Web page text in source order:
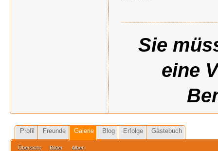
Sie
eine
Profil Freunde Galerie Blog Erfolge Gästebuch
Übersicht Bilder Alben